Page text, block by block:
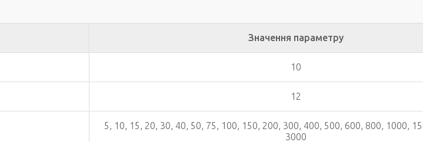
Значення параметру
10
12
5, 10, 15, 20, 30, 40, 50, 75, 100, 150, 200, 300, 400, 500, 600, 800, 1000,
3000